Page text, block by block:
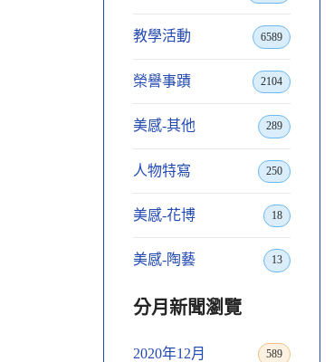
教學活動 6589
榮譽事蹟 2104
美感-其他 289
人物特寫 250
美感-花博 18
美感-陶藝 13
分月新聞瀏覽
2020年12月 589